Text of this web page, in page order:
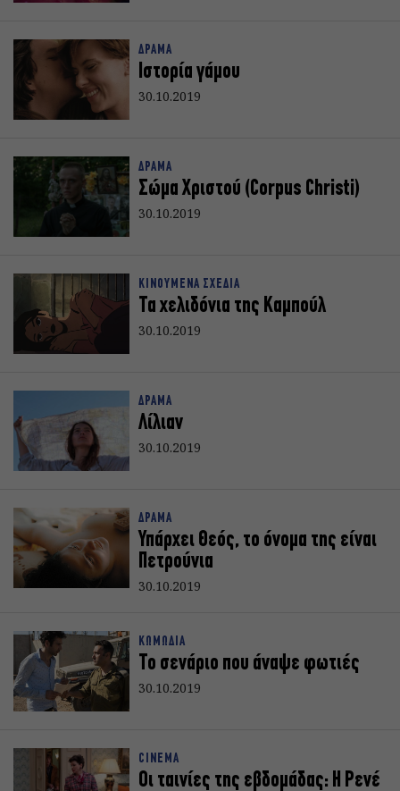
ΔΡΑΜΑ
Ιστορία γάμου
30.10.2019
ΔΡΑΜΑ
Σώμα Χριστού (Corpus Christi)
30.10.2019
ΚΙΝΟΥΜΕΝΑ ΣΧΕΔΙΑ
Τα χελιδόνια της Καμπούλ
30.10.2019
ΔΡΑΜΑ
Λίλιαν
30.10.2019
ΔΡΑΜΑ
Υπάρχει Θεός, το όνομα της είναι
Πετρούνια
30.10.2019
ΚΩΜΩΔΙΑ
Το σενάριο που άναψε φωτιές
30.10.2019
CINEMA
Οι ταινίες της εβδομάδας: Η Ρενέ